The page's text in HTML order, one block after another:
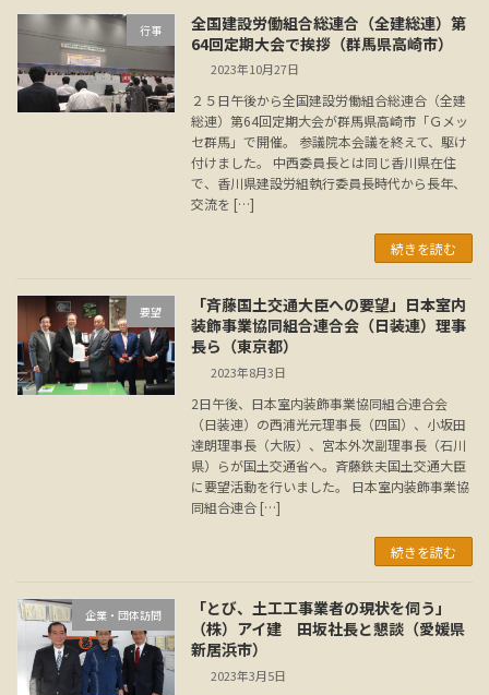
行事
全国建設労働組合総連合（全建総連）第
64回定期大会で挨拶（群馬県高崎市）
2023年10月27日
２５日午後から全国建設労働組合総連合（全建
総連）第64回定期大会が群馬県高崎市「Ｇメッ
セ群馬」で開催。 参議院本会議を終えて、駆け
付けました。 中西委員長とは同じ香川県在住
で、香川県建設労組執行委員長時代から長年、
交流を […]
続きを読む
要望
「斉藤国土交通大臣への要望」日本室内
装飾事業協同組合連合会（日装連）理事
長ら（東京都）
2023年8月3日
2日午後、日本室内装飾事業協同組合連合会
（日装連）の西浦光元理事長（四国）、小坂田
達朗理事長（大阪）、宮本外次副理事長（石川
県）らが国土交通省へ。斉藤鉄夫国土交通大臣
に要望活動を行いました。 日本室内装飾事業協
同組合連合 […]
続きを読む
企業・団体訪問
「とび、土工工事業者の現状を伺う」
（株）アイ建 田坂社長と懇談（愛媛県
新居浜市）
2023年3月5日